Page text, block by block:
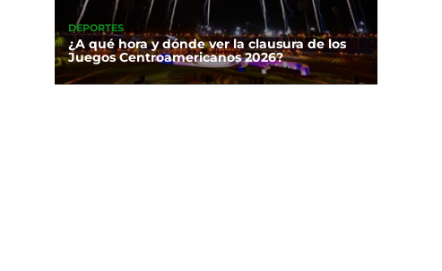
DEPORTES
¿A qué hora y dónde ver la clausura de los
Juegos Centroamericanos 2026?